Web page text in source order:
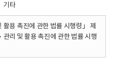
기타
용 촉진에 관한 법률 시행령」 제
리 및 활용 촉진에 관한 법률 시행